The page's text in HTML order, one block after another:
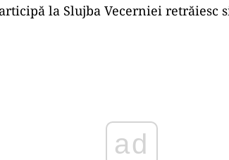
la Slujba Vecerniei retrăiesc
ad